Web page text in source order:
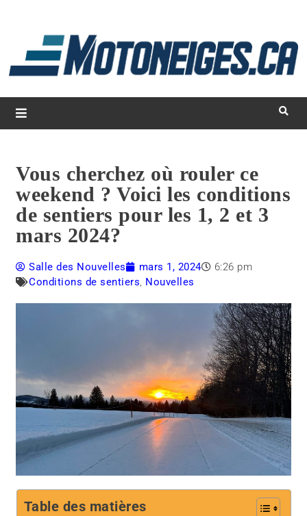
Magazine Motoneiges.ca
Vous cherchez où rouler ce
weekend ? Voici les conditions
de sentiers pour les 1, 2 et 3
mars 2024?
Salle des Nouvelles mars 1, 2024
6:26 pm
Conditions de sentiers, Nouvelles
Table des matières